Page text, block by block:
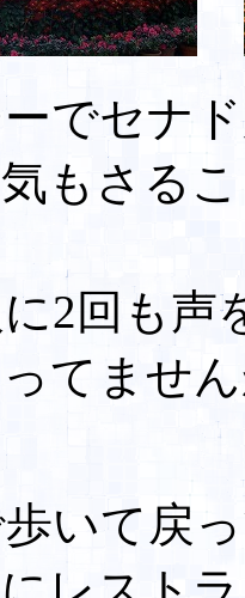
でセナ
もさる
2回も声
てませ
いて戻